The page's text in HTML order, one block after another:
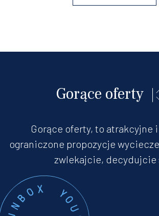
Gorące oferty
Gorące oferty, to atrakcyjne
ograniczone propozycje
zwlekajcie, decydujcie